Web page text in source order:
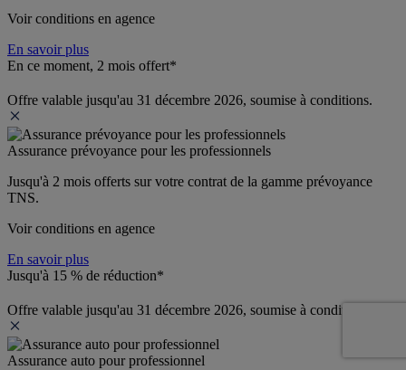
Voir conditions en agence
En savoir plus
En ce moment, 2 mois offert*
Offre valable jusqu'au 31 décembre 2026, soumise à conditions.
Assurance prévoyance pour les professionnels
Jusqu'à 2 mois offerts sur votre contrat de la gamme prévoyance
TNS.
Voir conditions en agence
En savoir plus
Jusqu'à 15 % de réduction*
Offre valable jusqu'au 31 décembre 2026, soumise à conditions.
Assurance auto pour professionnel